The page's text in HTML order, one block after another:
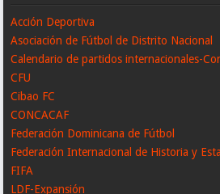
Acción Deportiva
Asociación de Fútbol de Distrito Nacional
Calendario de partidos internacionales-
CFU
Cibao FC
CONCACAF
Federación Dominicana de Fútbol
Federación Internacional de Historia y
FIFA
LDF-Expansión